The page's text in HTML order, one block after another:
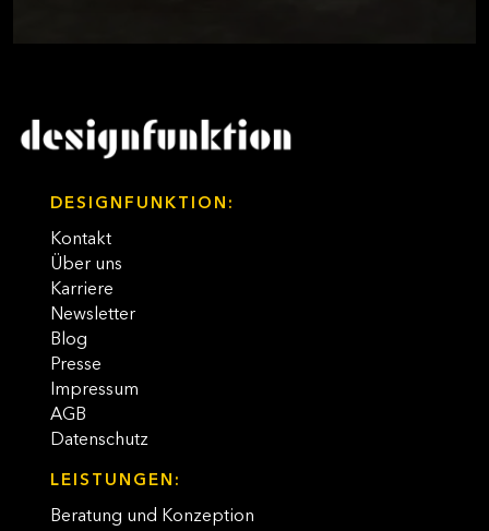
DESIGNFUNKTION:
Kontakt
Über uns
Karriere
Newsletter
Blog
Presse
Impressum
AGB
Datenschutz
LEISTUNGEN:
Beratung und Konzeption